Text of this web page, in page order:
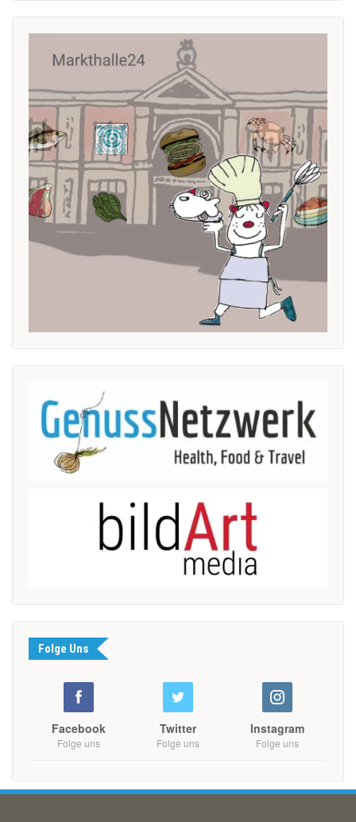
Folge Uns
Facebook
Folge uns
Twitter
Folge uns
Instagram
Folge uns